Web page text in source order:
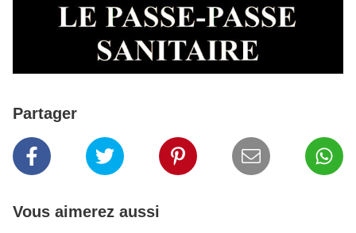
Partager
Vous aimerez aussi